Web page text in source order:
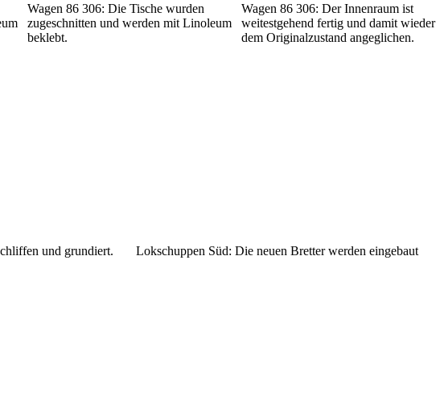
Wagen 86 306: Die Tische wurden
zugeschnitten und werden mit Linoleum
beklebt.
Wagen 86 306: Der Innenraum ist
weitestgehend fertig und damit wieder
dem Originalzustand angeglichen.
und grundiert. Lokschuppen Süd: Die neuen Bretter werden eingebaut